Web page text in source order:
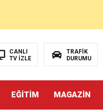
CANLI
TV İZLE
TRAFİK
DURUMU
EĞİTİM MAGAZİN